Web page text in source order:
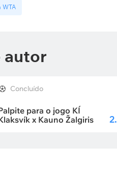
WTA
autor
Concluído
para o jogo KÍ
x Kauno Žalgiris